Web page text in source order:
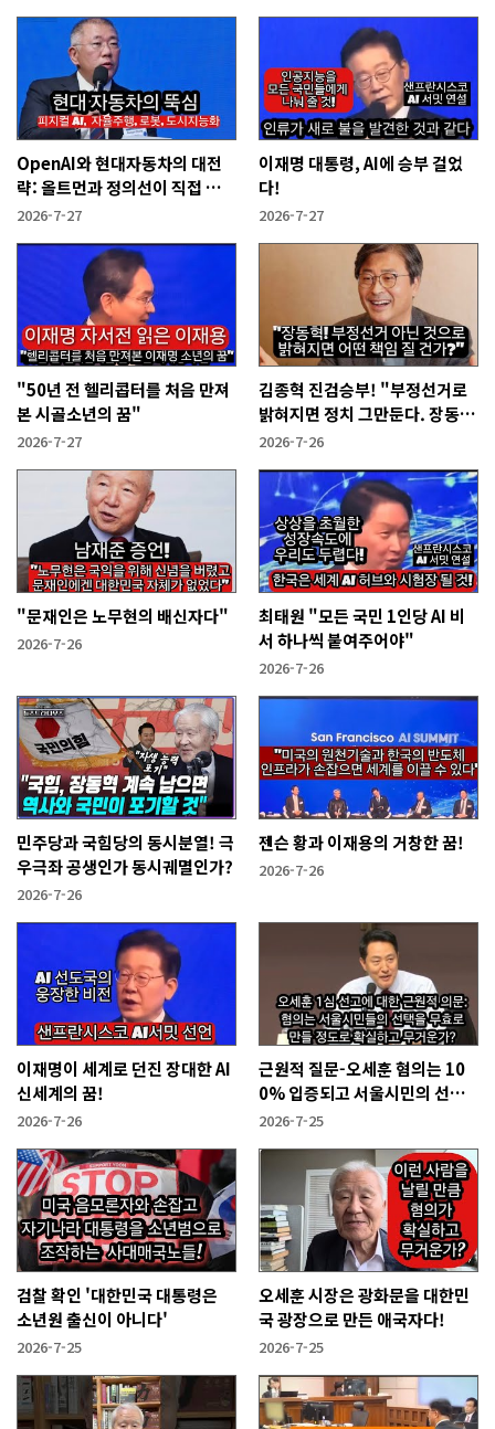
OpenAI와 현대자동차의 대전
략: 올트먼과 정의선이 직접 설
명한다!
2026-7-27
이재명 대통령, AI에 승부 걸었
다!
2026-7-27
"50년 전 헬리콥터를 처음 만져
본 시골소년의 꿈"
2026-7-27
김종혁 진검승부! "부정선거로
밝혀지면 정치 그만둔다. 장동혁
당신들은?"
2026-7-26
"문재인은 노무현의 배신자다"
2026-7-26
최태원 "모든 국민 1인당 AI 비
서 하나씩 붙여주어야"
2026-7-26
민주당과 국힘당의 동시분열! 극
우극좌 공생인가 동시궤멸인가?
2026-7-26
젠슨 황과 이재용의 거창한 꿈!
2026-7-26
이재명이 세계로 던진 장대한 AI
신세계의 꿈!
2026-7-26
근원적 질문-오세훈 혐의는 10
0% 입증되고 서울시민의 선택
을 무효화시킬 만큼 무겁나?
2026-7-25
검찰 확인 '대한민국 대통령은
소년원 출신이 아니다'
2026-7-25
오세훈 시장은 광화문을 대한민
국 광장으로 만든 애국자다!
2026-7-25